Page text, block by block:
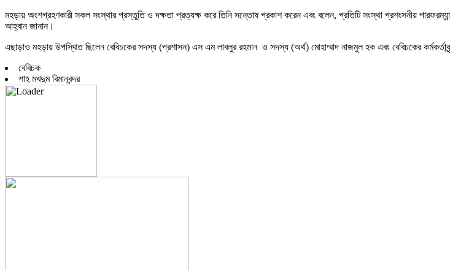
মহড়ায় অংশগ্রহণকারী সকল সংস্থার প্রস্তুতি ও দক্ষতা প্রত্যক্ষ করে তিনি সন্তোষ প্রকাশ করেন এবং বলেন, প্রতিটি সংস্থা প্রশংসনীয়
আহ্বান জানান।
এছাড়াও মহড়ায় উপস্থিত ছিলেন বেবিচকের সদস্য (প্রশাসন) এস এম লাবলুর রহমান ও সদস্য (অর্থ) মোহাম্মাদ নাজমুল হক এবং বেবিচকের
বেবিচক
শাহ মখদুম বিমানবন্দর